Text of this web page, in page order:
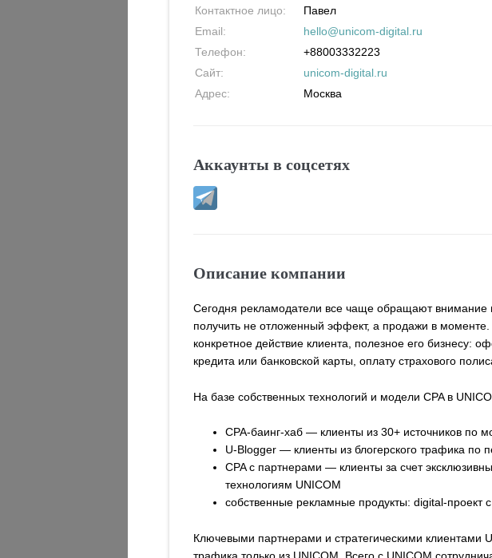
Контактное лицо:
Павел
Email:
hello@unicom-digital.ru
Телефон:
+88003332223
Сайт:
unicom-digital.ru
Адрес:
Москва
Аккаунты в соцсетях
Описание компании
Сегодня рекламодатели все чаще обращают внимание
получить не отложенный эффект, а продажи в
конкретное действие клиента, полезное его бизнесу:
кредита или банковской карты, оплату страхового
На базе собственных технологий и модели CPA в
CPA-баинг-хаб — клиенты из 30+ источников по
U-Blogger — клиенты из блогерского трафика по
CPA с партнерами — клиенты за счет
технологиям UNICOM
собственные рекламные продукты: digital-
Ключевыми партнерами и стратегическими клиентами
трафика только из UNICOM. Всего с UNICOM